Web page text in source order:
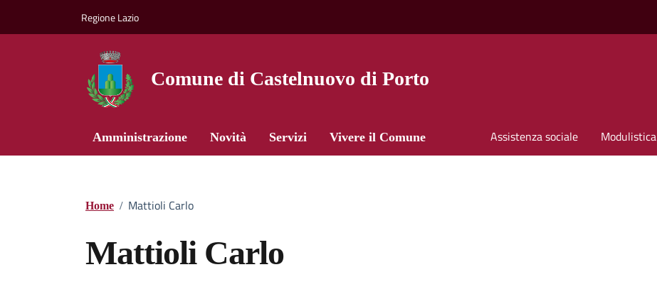
Regione Lazio
Comune di Castelnuovo di Porto
Amministrazione Novità Servizi Vivere il Comune Assistenza sociale Modulistica
Home / Mattioli Carlo
Mattioli Carlo